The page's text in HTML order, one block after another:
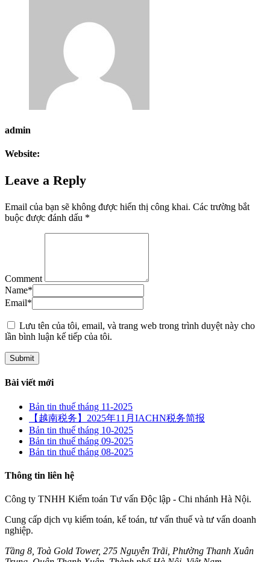
admin
Website:
Leave a Reply
Email của bạn sẽ không được hiển thị công khai. Các trường bắt
buộc được đánh dấu *
Comment
Name*
Email*
Lưu tên của tôi, email, và trang web trong trình duyệt này cho
lần bình luận kế tiếp của tôi.
Bài viết mới
Bản tin thuế tháng 11-2025
【越南税务】2025年11月IACHN税务简报
Bản tin thuế tháng 10-2025
Bản tin thuế tháng 09-2025
Bản tin thuế tháng 08-2025
Thông tin liên hệ
Công ty TNHH Kiểm toán Tư vấn Độc lập - Chi nhánh Hà Nội.
Cung cấp dịch vụ kiểm toán, kế toán, tư vấn thuế và tư vấn doanh
nghiệp.
Tầng 8, Toà Gold Tower, 275 Nguyễn Trãi, Phường Thanh Xuân